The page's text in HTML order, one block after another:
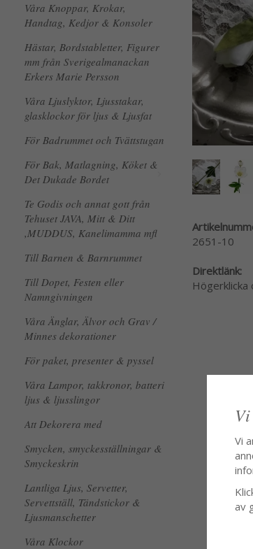
Våra Knoppar, Krokar,
Handtag, Kedjor & Konsoler
Hästar, Bordstabletter, Figurer
mm från Sverigealmanackan
Erkers Marie Persson
Våra Ljuslyktor, Ljusstakar,
glasklockor för ljus & Ljusfat
För Badrummet och Tvättstugan
För Bak, Matlagning, Köket &
Det Dukade Bordet
Te Godis och annat gott från
Tehuset JAVA, Mitt & Ditt
,MUDDUS, Kanelimamma mfl
Till Barnen & Barnrummet
Till Dopet, Festen eller
Namngivningen
Våra Änglar, Älvor och Grav /
Minnes dekorationer
För paket, presenter & pyssel
Våra Lampor, takkronor, batteri
ljus & ljusslingor
Att Dekorera med
Smycken, smyckesställningar &
Smyckeskrin
Lantliga Ljus, Servetter,
Servettställ, Tändstickor &
Ljusmanschetter
Våra Klockor
2651-10
Direktlänk:
Högerklicka
Vi
av